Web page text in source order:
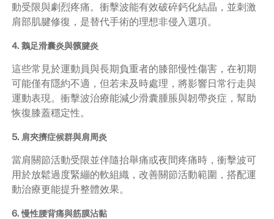
動受限與劇烈疼痛。衝擊波能有效破碎鈣化結晶，並刺激
肩部肌腱修復，是替代手術的理想非侵入選項。
4. 鵝足滑囊炎與髕腱炎
這些常見於運動員與長期負重者的膝部慢性傷害，在初期
可能僅有隱約不適，但若未及時處理，將影響日常行走與
運動表現。衝擊波治療能減少滑囊腫脹與韌帶炎症，幫助
恢復膝蓋穩定性。
5. 肩夾擠症候群與肩周炎
當肩關節活動受限並伴隨抬舉痛或夜間疼痛時，衝擊波可
用於放鬆過度緊繃的軟組織，改善關節活動範圍，搭配運
動治療更能提升整體效果。
6. 慢性腰背痛與筋膜沾黏